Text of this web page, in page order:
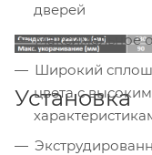
дверей
Максимальное
Широкий
цвета с
Установка